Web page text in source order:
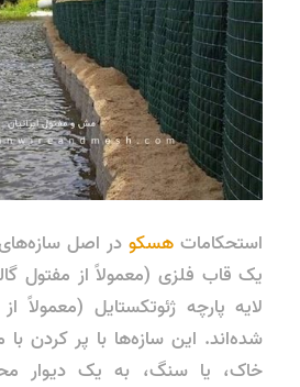
استحکامات هسکودر اصل
یک قاب فلزی (معمولاً از مفتول
لایه پارچه ژئوتکستایل (معمولاً
شده‌اند. این سازه‌ها با پر کردن
خاک، یا سنگ، به یک دیوار